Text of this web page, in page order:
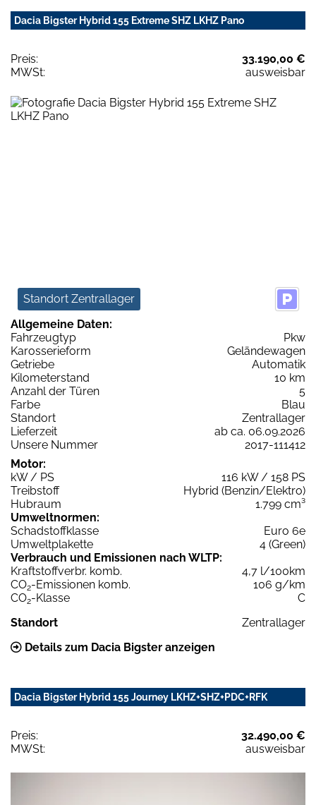
Dacia Bigster Hybrid 155 Extreme SHZ LKHZ Pano
Preis:
33.190,00 €
MWSt:
ausweisbar
Standort Zentrallager
Allgemeine Daten:
Fahrzeugtyp
Pkw
Karosserieform
Geländewagen
Getriebe
Automatik
Kilometerstand
10 km
Anzahl der Türen
5
Farbe
Blau
Standort
Zentrallager
Lieferzeit
ab ca. 06.09.2026
Unsere Nummer
2017-111412
Motor:
kW / PS
116 kW / 158 PS
Treibstoff
Hybrid (Benzin/Elektro)
Hubraum
1.799 cm³
Umweltnormen:
Schadstoffklasse
Euro 6e
Umweltplakette
4 (Green)
Verbrauch und Emissionen nach WLTP:
Kraftstoffverbr. komb.
4,7 l/100km
CO2-Emissionen komb.
106 g/km
CO2-Klasse
C
Standort
Zentrallager
Details zum Dacia Bigster anzeigen
Dacia Bigster Hybrid 155 Journey LKHZ+SHZ+PDC+RFK
Preis:
32.490,00 €
MWSt:
ausweisbar